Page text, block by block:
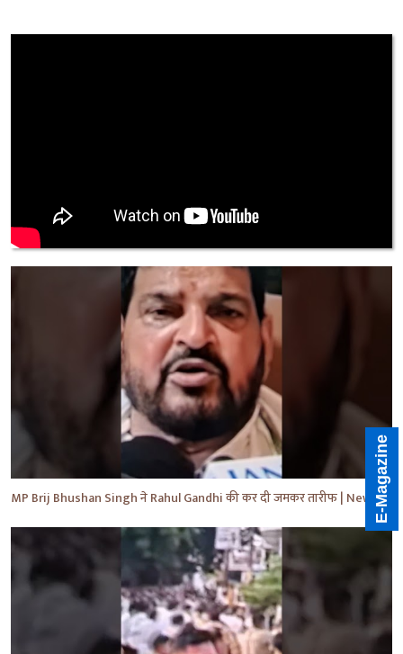
MP Brij Bhushan Singh ने Rahul Gandhi की कर दी जमकर तारीफ | News | Breaking | #shorts #yt #news
E-Magazine